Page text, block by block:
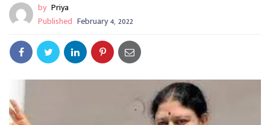
by Priya
Published February 4, 2022